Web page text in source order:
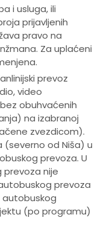
i usluga, ili
prijavljenih
pravo na
Za uplaćeni
prevoz
video
obuhvaćenih
na izabranoj
zvezdicom).
(severno od Niša) u
prevoza. U
prevoza nije
prevoza
autobuskog
(po programu)